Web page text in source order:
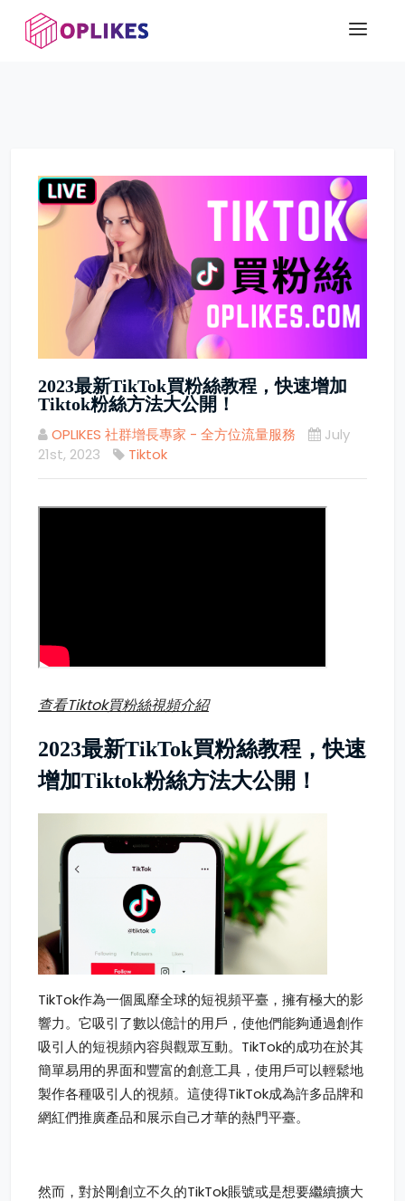
2023最新TikTok買粉絲教程，快速增加
Tiktok粉絲方法大公開！
OPLIKES 社群增長專家 - 全方位流量服務
July
21st, 2023
Tiktok
查看Tiktok買粉絲視頻介紹
2023最新TikTok買粉絲教程，快速
增加Tiktok粉絲方法大公開！
TikTok作為一個風靡全球的短視頻平臺，擁有極大的影
響力。它吸引了數以億計的用戶，使他們能夠通過創作
吸引人的短視頻內容與觀眾互動。TikTok的成功在於其
簡單易用的界面和豐富的創意工具，使用戶可以輕鬆地
製作各種吸引人的視頻。這使得TikTok成為許多品牌和
網紅們推廣產品和展示自己才華的熱門平臺。
然而，對於剛創立不久的TikTok賬號或是想要繼續擴大